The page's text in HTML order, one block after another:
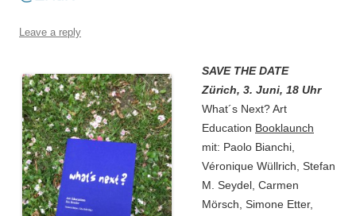
Leave a reply
SAVE THE DATE
Zürich, 3. Juni, 18 Uhr
What´s Next? Art
Education Booklaunch
mit: Paolo Bianchi,
Véronique Wüllrich, Stefan
M. Seydel, Carmen
Mörsch, Simone Etter,